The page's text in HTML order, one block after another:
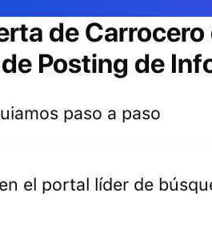
de Carrocero
Posting de
paso a paso
el portal líder de